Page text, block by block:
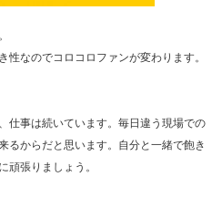
性なのでコロコロファンが変わります。
仕事は続いています。毎日違う現場での
るからだと思います。自分と一緒で飽き
頑張りましょう。